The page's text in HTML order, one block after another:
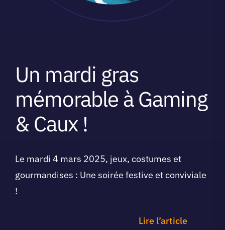
Un mardi gras
mémorable à Gaming
& Caux !
Le mardi 4 mars 2025, jeux, costumes et
gourmandises : Une soirée festive et conviviale
!
Lire l’article